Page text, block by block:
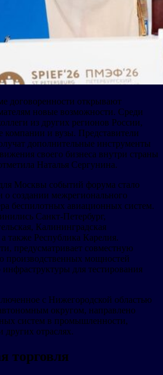
договоренности открывают
новые возможности. Среди
из других регионов России,
компании и вузы. Представители
дополнительные инструменты
своего бизнеса внутри страны
Наталья Сергунина.
Москвы событий форума стало
о создании межрегионального
беспилотных авиационных систем.
Санкт-Петербург,
Калининградская
также Республика Карелия.
предусматривает совместную
производственных мощностей
для тестирования
с Нижегородской областью
округом, направлено
систем в промышленности,
других отраслях.
торговля